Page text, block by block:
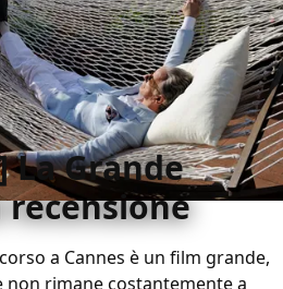
La Grande
recensione
a Cannes è un film grande,
non rimane costantemente a